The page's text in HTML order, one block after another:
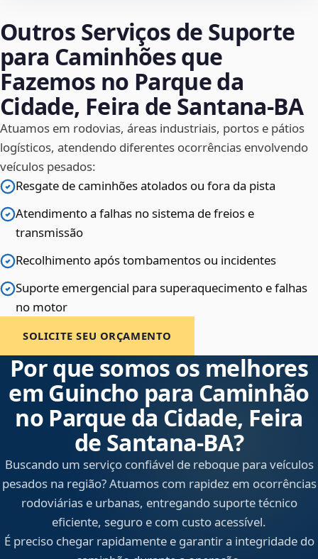
Outros Serviços de Suporte
para Caminhões que
Fazemos no Parque da
Cidade, Feira de Santana‑BA
Atuamos em rodovias, áreas industriais, portos e pátios
logísticos, atendendo diferentes ocorrências envolvendo
veículos pesados:
Resgate de caminhões atolados ou fora da pista
Atendimento a falhas no sistema de freios e
transmissão
Recolhimento após tombamentos ou incidentes
Suporte emergencial para superaquecimento e falhas
no motor
SOLICITE SEU ORÇAMENTO
Por que somos os melhores
em Guincho para Caminhão
no Parque da Cidade, Feira
de Santana‑BA?
Buscando um serviço confiável de reboque para veículos
pesados na região? Atuamos com rapidez em ocorrências
rodoviárias e urbanas, entregando suporte técnico
eficiente, seguro e com custo acessível.
É preciso chegar rapidamente e garantir a integridade do